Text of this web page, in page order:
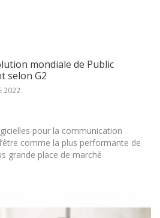
mondiale de Public
selon G2
2022
pour la communication
comme la plus performante de
grande place de marché